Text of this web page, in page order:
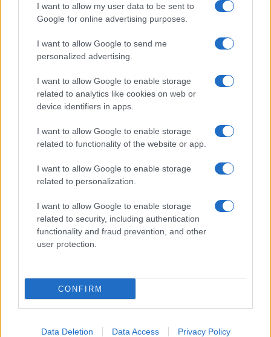
I want to allow my user data to be sent to
Google for online advertising purposes.
I want to allow Google to send me
personalized advertising.
I want to allow Google to enable storage
related to analytics like cookies on web or
device identifiers in apps.
I want to allow Google to enable storage
related to functionality of the website or app.
I want to allow Google to enable storage
related to personalization.
I want to allow Google to enable storage
related to security, including authentication
functionality and fraud prevention, and other
user protection.
CONFIRM
Data Deletion Data Access Privacy Policy